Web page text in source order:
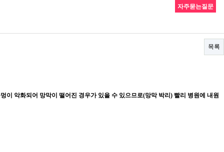
자주묻는질문
목록
이 악화되어 망막이 떨어진 경우가 있을 수 있으므로(망막 박리) 빨리 병원에 내원